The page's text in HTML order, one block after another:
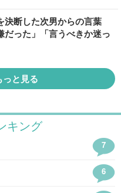
決断した次男からの言葉
だった」「言うべきか迷っ
と見る